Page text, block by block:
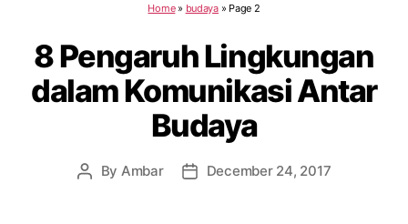
Home» budaya» Page 2
8 Pengaruh Lingkungan
dalam Komunikasi Antar
Budaya
Post
By Ambar
PostDecember 24, 2017